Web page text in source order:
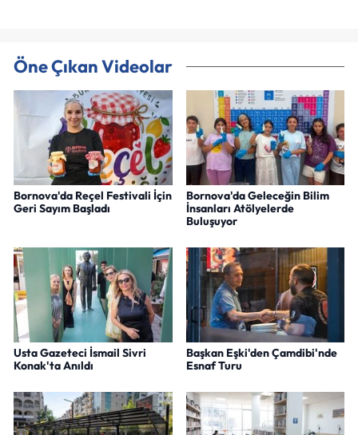
Öne Çıkan Videolar
Bornova'da Reçel Festivali İçin
Geri Sayım Başladı
Bornova'da Geleceğin Bilim
İnsanları Atölyelerde
Buluşuyor
Usta Gazeteci İsmail Sivri
Konak'ta Anıldı
Başkan Eşki'den Çamdibi'nde
Esnaf Turu